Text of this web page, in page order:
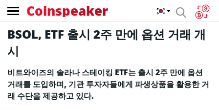
Coinspeaker
BSOL, ETF 출시 2주 만에 옵션 거래 개
시
비트와이즈의 솔라나 스테이킹 ETF는 출시 2주 만에 옵션
거래를 도입하며, 기관 투자자들에게 파생상품을 활용한 거
래 수단을 제공하고 있다.